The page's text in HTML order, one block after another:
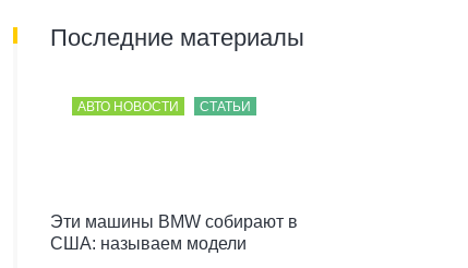
Последние материалы
АВТО НОВОСТИ СТАТЬИ
Эти машины BMW собирают в
США: называем модели